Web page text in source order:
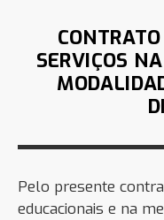
SERVIÇOS
Pelo presente
educacionais e na